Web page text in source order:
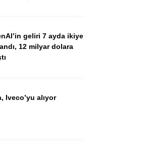
geliri 7 ayda ikiye
12 milyar dolara
Iveco’yu alıyor